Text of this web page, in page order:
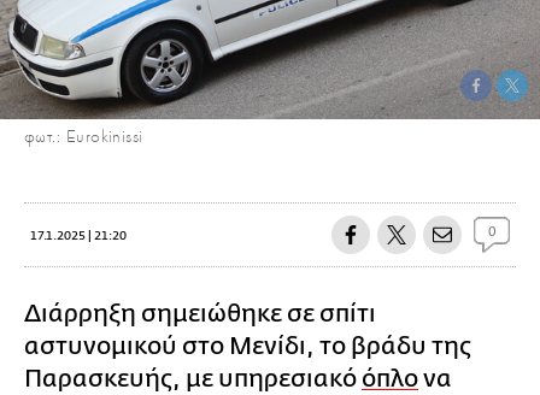
φωτ.: Eurokinissi
17.1.2025 | 21:20 0
Διάρρηξη σημειώθηκε σε σπίτι
αστυνομικού στο Μενίδι, το βράδυ της
Παρασκευής, με υπηρεσιακό όπλονα